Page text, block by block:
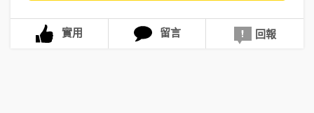
實用 留言 回報